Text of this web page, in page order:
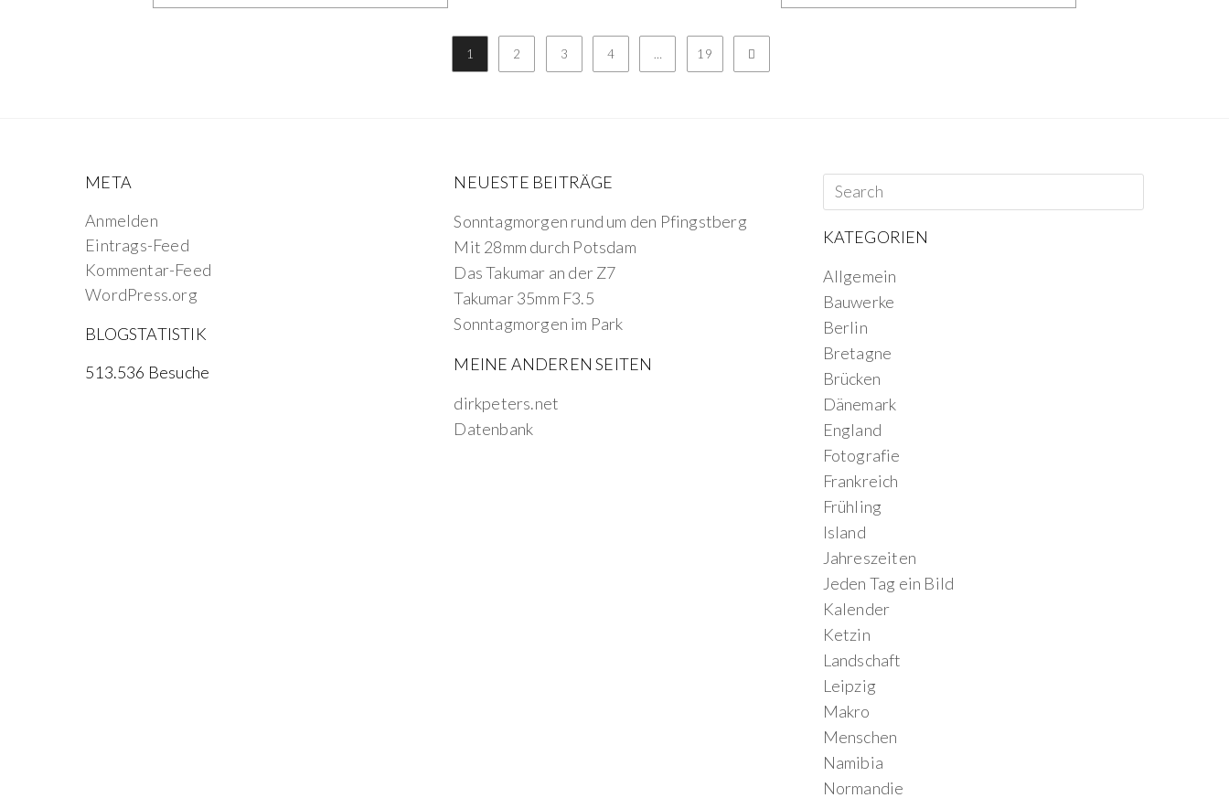
1 2 3 4 … 19
META
Anmelden
Eintrags-Feed
Kommentar-Feed
WordPress.org
BLOGSTATISTIK
513.536 Besuche
NEUESTE BEITRÄGE
Sonntagmorgen rund um den Pfingstberg
Mit 28mm durch Potsdam
Das Takumar an der Z7
Takumar 35mm F3.5
Sonntagmorgen im Park
MEINE ANDEREN SEITEN
dirkpeters.net
Datenbank
KATEGORIEN
Allgemein
Bauwerke
Berlin
Bretagne
Brücken
Dänemark
England
Fotografie
Frankreich
Frühling
Island
Jahreszeiten
Jeden Tag ein Bild
Kalender
Ketzin
Landschaft
Leipzig
Makro
Menschen
Namibia
Normandie